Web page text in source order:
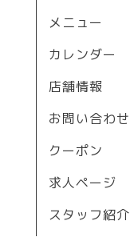
メニュー
カレンダー
店舗情報
お問い合わせ
クーポン
求人ページ
スタッフ紹介